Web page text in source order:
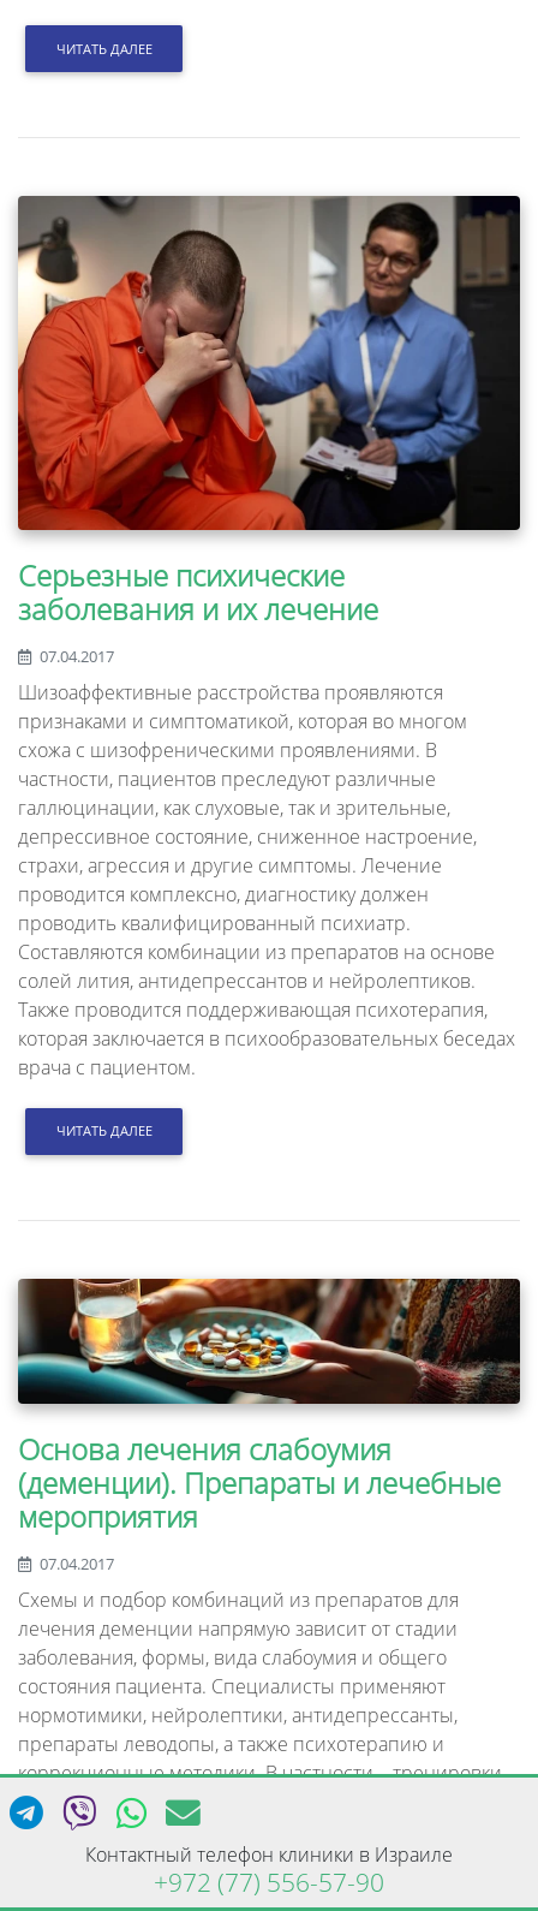
ЧИТАТЬ ДАЛЕЕ
Серьезные психические
заболевания и их лечение
07.04.2017
Шизоаффективные расстройства проявляются
признаками и симптоматикой, которая во многом
схожа с шизофреническими проявлениями. В
частности, пациентов преследуют различные
галлюцинации, как слуховые, так и зрительные,
депрессивное состояние, сниженное настроение,
страхи, агрессия и другие симптомы. Лечение
проводится комплексно, диагностику должен
проводить квалифицированный психиатр.
Составляются комбинации из препаратов на основе
солей лития, антидепрессантов и нейролептиков.
Также проводится поддерживающая психотерапия,
которая заключается в психообразовательных беседах
врача с пациентом.
ЧИТАТЬ ДАЛЕЕ
Основа лечения слабоумия
(деменции). Препараты и лечебные
мероприятия
07.04.2017
Схемы и подбор комбинаций из препаратов для
лечения деменции напрямую зависит от стадии
заболевания, формы, вида слабоумия и общего
состояния пациента. Специалисты применяют
нормотимики, нейролептики, антидепрессанты,
препараты леводопы, а также психотерапию и
коррекционные методики. В частности – тренировки
когнитивных функций и памяти.
ЧИТАТЬ ДАЛЕЕ
Контактный телефон клиники в Израиле
+972 (77) 556-57-90